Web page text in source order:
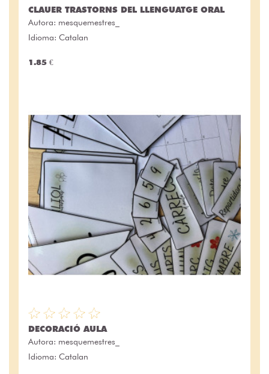
CLAUER TRASTORNS DEL LLENGUATGE ORAL
Autora: mesquemestres_
Idioma: Catalan
1.85 €
DECORACIÓ AULA
Autora: mesquemestres_
Idioma: Catalan